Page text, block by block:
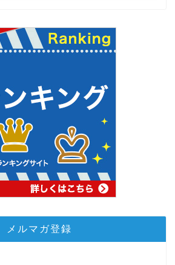
メルマガ登録